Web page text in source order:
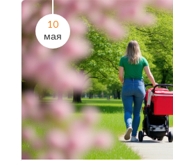
10
мая